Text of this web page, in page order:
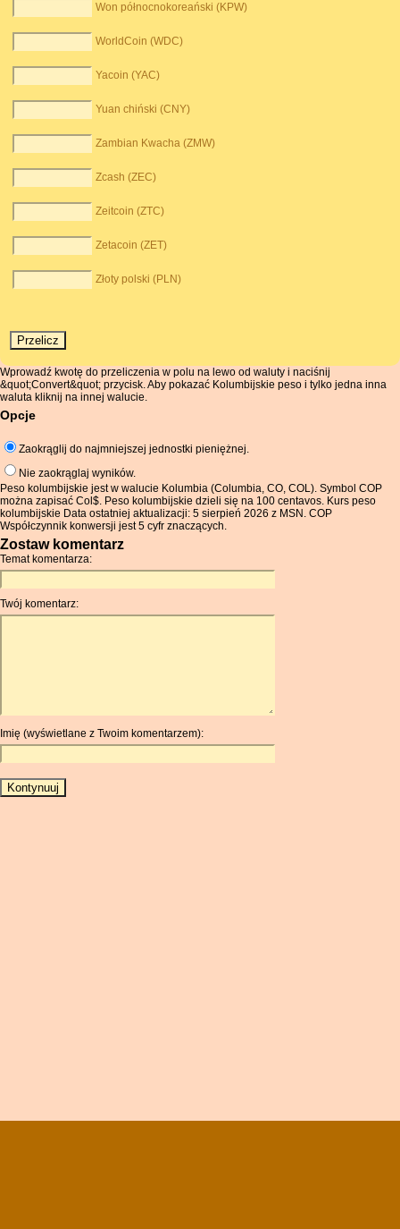
Won północnokoreański (KPW)
WorldCoin (WDC)
Yacoin (YAC)
Yuan chiński (CNY)
Zambian Kwacha (ZMW)
Zcash (ZEC)
Zeitcoin (ZTC)
Zetacoin (ZET)
Złoty polski (PLN)
Wprowadź kwotę do przeliczenia w polu na lewo od waluty i naciśnij
&quot;Convert&quot; przycisk. Aby pokazać Kolumbijskie peso i tylko jedna inna
waluta kliknij na innej walucie.
Opcje
Zaokrąglij do najmniejszej jednostki pieniężnej.
Nie zaokrąglaj wyników.
Peso kolumbijskie jest w walucie Kolumbia (Columbia, CO, COL). Symbol COP
można zapisać Col$. Peso kolumbijskie dzieli się na 100 centavos. Kurs peso
kolumbijskie Data ostatniej aktualizacji: 5 sierpień 2026 z MSN. COP
Współczynnik konwersji jest 5 cyfr znaczących.
Zostaw komentarz
Temat komentarza:
Twój komentarz:
Imię (wyświetlane z Twoim komentarzem):